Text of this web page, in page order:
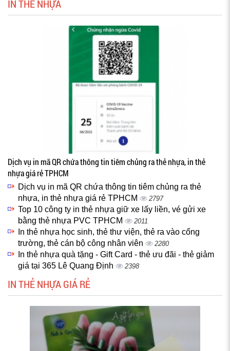
IN THẺ NHỰA
Dịch vụ in mã QR chứa thông tin tiêm chủng ra thẻ nhựa, in thẻ
nhựa giá rẻ TPHCM
Dịch vụ in mã QR chứa thông tin tiêm chủng ra thẻ
nhựa, in thẻ nhựa giá rẻ TPHCM
2797
Top 10 công ty in thẻ nhựa giữ xe lấy liền, vé gửi xe
bằng thẻ nhựa PVC TPHCM
2011
In thẻ nhựa học sinh, thẻ thư viện, thẻ ra vào cổng
trường, thẻ cán bộ công nhân viên
2280
In thẻ nhựa quà tặng - Gift Card - thẻ ưu đãi - thẻ giảm
giá tại 365 Lê Quang Định
2398
IN THẺ NHỰA GIÁ RẺ